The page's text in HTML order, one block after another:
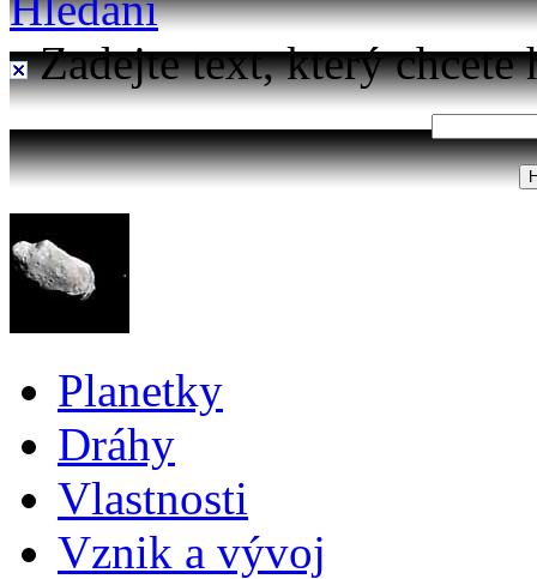
Zadejte text, který chcete
Planetky
Dráhy
Vlastnosti
Vznik a vývoj